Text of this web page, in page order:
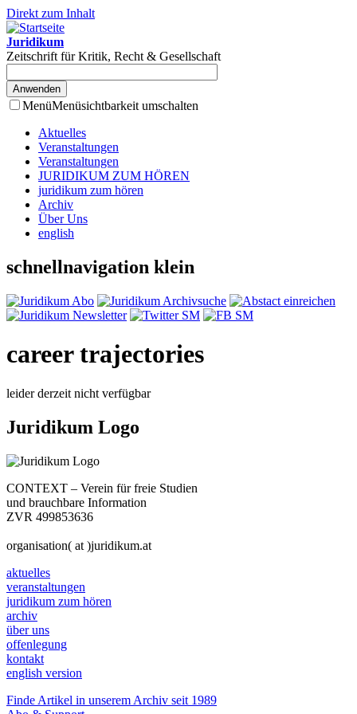
Direkt zum Inhalt
Juridikum
Zeitschrift für Kritik, Recht & Gesellschaft
MenüMenüsichtbarkeit umschalten
Aktuelles
Veranstaltungen
Veranstaltungen
JURIDIKUM ZUM HÖREN
juridikum zum hören
Archiv
Über Uns
english
schnellnavigation klein
career trajectories
leider derzeit nicht verfügbar
Juridikum Logo
CONTEXT – Verein für freie Studien
und brauchbare Information
ZVR 499853636
organisation( at )juridikum.at
aktuelles
veranstaltungen
juridikum zum hören
archiv
über uns
offenlegung
kontakt
english version
Finde Artikel in unserem Archiv seit 1989